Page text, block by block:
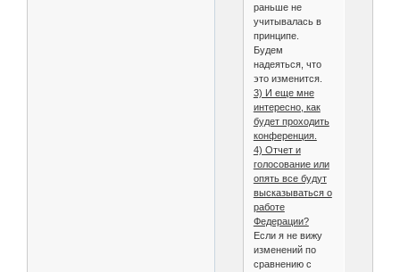
раньше не
учитывалась в
принципе.
Будем
надеяться, что
это изменится.
3) И еще мне
интересно, как
будет проходить
конференция.
4) Отчет и
голосование или
опять все будут
высказываться о
работе
Федерации?
Если я не вижу
изменений по
сравнению с